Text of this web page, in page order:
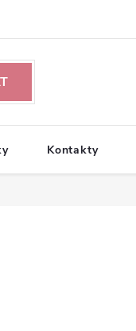
Kontakty